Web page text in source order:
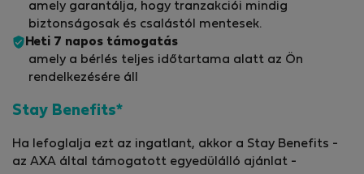
amely garantálja, hogy tranzakciói mindig
biztonságosak és csalástól mentesek.
Heti 7 napos támogatás
amely a bérlés teljes időtartama alatt az Ön
rendelkezésére áll
Stay Benefits*
Ha lefoglalja ezt az ingatlant, akkor a Stay Benefits -
az AXA által támogatott egyedülálló ajánlat -